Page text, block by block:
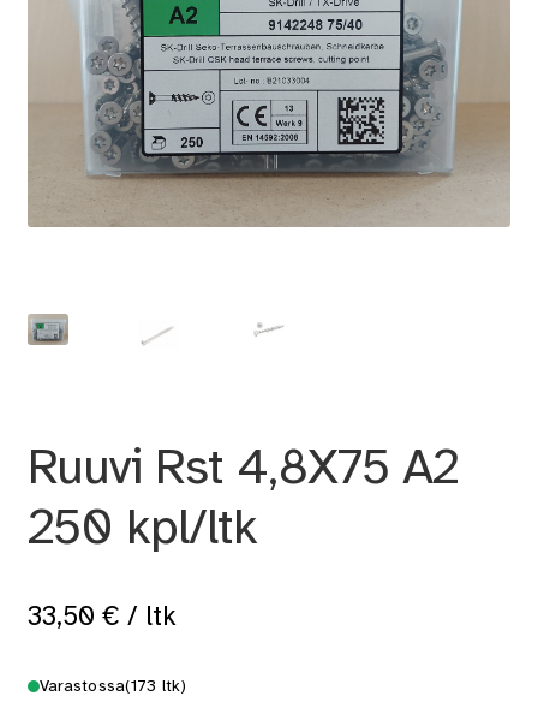
Ruuvi Rst 4,8X75 A2
250 kpl/ltk
33,50 € / ltk
Varastossa(173 ltk)